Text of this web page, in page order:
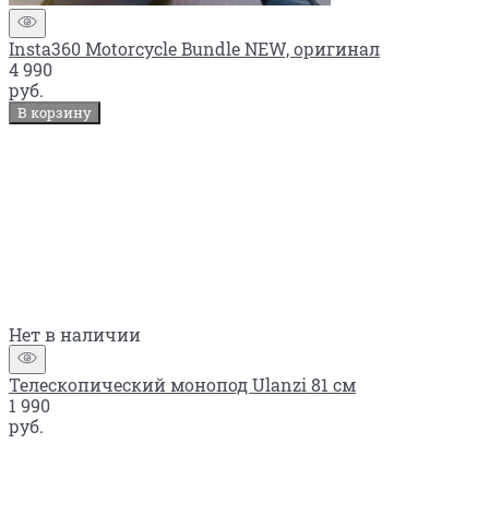
Insta360 Motorcycle Bundle NEW, оригинал
4 990
руб.
В корзину
Нет в наличии
Телескопический монопод Ulanzi 81 см
1 990
руб.